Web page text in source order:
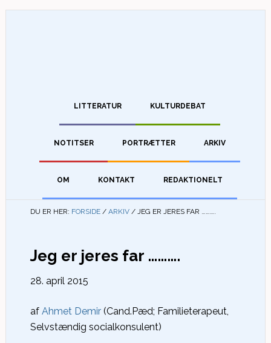
LITTERATUR KULTURDEBAT
NOTITSER PORTRÆTTER ARKIV
OM KONTAKT REDAKTIONELT
DU ER HER: FORSIDE / ARKIV /JEG ER JERES FAR ……….
Jeg er jeres far ……….
28. april 2015
af Ahmet Demir(Cand.Pæd; Familieterapeut,
Selvstændig socialkonsulent)